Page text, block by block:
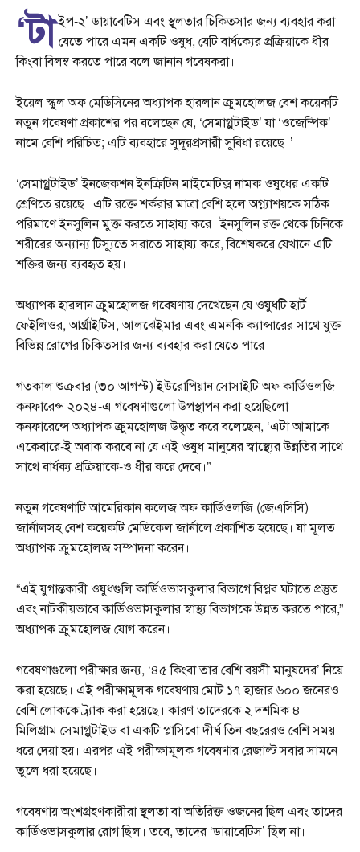
‘টা ইপ-২’ ডায়াবেটিস এবং স্থূলতার চিকিত্সার জন্য ব্যবহার করা
যেতে পারে এমন একটি ওষুধ, যেটি বার্ধক্যের প্রক্রিয়াকে ধীর
কিংবা বিলম্ব করতে পারে বলে জানান গবেষকরা।
ইয়েল স্কুল অফ মেডিসিনের অধ্যাপক হারলান ক্রুমহোলজ বেশ কয়েকটি
নতুন গবেষণা প্রকাশের পর বলেছেন যে, ‘সেমাগ্লুটাইড’ যা ‘ওজেম্পিক’
নামে বেশি পরিচিত; এটি ব্যবহারে সুদূরপ্রসারী সুবিধা রয়েছে।’
‘সেমাগ্লুটাইড’ ইনজেকশন ইনক্রিটিন মাইমেটিক্স নামক ওষুধের একটি
শ্রেণিতে রয়েছে। এটি রক্তে শর্করার মাত্রা বেশি হলে অগ্ন্যাশয়কে সঠিক
পরিমাণে ইনসুলিন মুক্ত করতে সাহায্য করে। ইনসুলিন রক্ত ​​থেকে চিনিকে
শরীরের অন্যান্য টিস্যুতে সরাতে সাহায্য করে, বিশেষকরে যেখানে এটি
শক্তির জন্য ব্যবহৃত হয়।
অধ্যাপক হারলান ক্রুমহোলজ গবেষণায় দেখেছেন যে ওষুধটি হার্ট
ফেইলিওর, আর্থ্রাইটিস, আলঝেইমার এবং এমনকি ক্যান্সারের সাথে যুক্ত
বিভিন্ন রোগের চিকিত্সার জন্য ব্যবহার করা যেতে পারে।
গতকাল শুক্রবার (৩০ আগস্ট) ইউরোপিয়ান সোসাইটি অফ কার্ডিওলজি
কনফারেন্স ২০২৪-এ গবেষণাগুলো উপস্থাপন করা হয়েছিলো।
কনফারেন্সে অধ্যাপক ক্রুমহোলজ উদ্ধৃত করে বলেছেন, ‘এটা আমাকে
একেবারে-ই অবাক করবে না যে এই ওষুধ মানুষের স্বাস্থ্যের উন্নতির সাথে
সাথে বার্ধক্য প্রক্রিয়াকে-ও ধীর করে দেবে।”
নতুন গবেষণাটি আমেরিকান কলেজ অফ কার্ডিওলজি (জেএসিসি)
জার্নালসহ বেশ কয়েকটি মেডিকেল জার্নালে প্রকাশিত হয়েছে। যা মূলত
অধ্যাপক ক্রুমহোলজ সম্পাদনা করেন।
“এই যুগান্তকারী ওষুধগুলি কার্ডিওভাসকুলার বিভাগে বিপ্লব ঘটাতে প্রস্তুত
এবং নাটকীয়ভাবে কার্ডিওভাসকুলার স্বাস্থ্য বিভাগকে উন্নত করতে পারে,”
অধ্যাপক ক্রুমহোলজ যোগ করেন।
গবেষণাগুলো পরীক্ষার জন্য, ‘৪৫ কিংবা তার বেশি বয়সী মানুষদের’ নিয়ে
করা হয়েছে। এই পরীক্ষামূলক গবেষণায় মোট ১৭ হাজার ৬০০ জনেরও
বেশি লোককে ট্র্যাক করা হয়েছে। কারণ তাদেরকে ২ দশমিক ৪
মিলিগ্রাম সেমাগ্লুটাইড বা একটি প্লাসিবো দীর্ঘ তিন বছরেরও বেশি সময়
ধরে দেয়া হয়। এরপর এই পরীক্ষামূলক গবেষণার রেজাল্ট সবার সামনে
তুলে ধরা হয়েছে।
গবেষণায় অংশগ্রহণকারীরা স্থূলতা বা অতিরিক্ত ওজনের ছিল এবং তাদের
কার্ডিওভাসকুলার রোগ ছিল। তবে, তাদের ‘ডায়াবেটিস’ ছিল না।